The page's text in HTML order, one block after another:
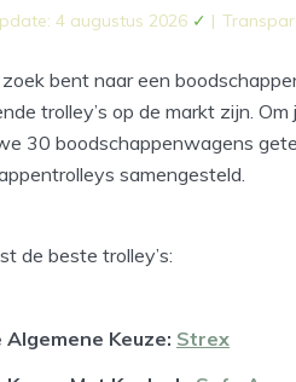
4 augustus 2026 ✓ |
bent naar een
trolley’s op de markt zijn.
30 boodschappenwagens
samengesteld.
de beste trolley’s:
Algemene Keuze: Strex